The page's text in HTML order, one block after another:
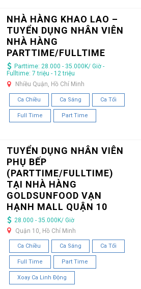
NHÀ HÀNG KHAO LAO –
TUYỂN DỤNG NHÂN VIÊN
NHÀ HÀNG
PARTTIME/FULLTIME
Parttime: 28.000 - 35.000K/ Giờ -
Fulltime: 7 triệu - 12 triệu
Nhiều Quận, Hồ Chí Minh
Ca Chiều Ca Sáng Ca Tối
Full Time Part Time
TUYỂN DỤNG NHÂN VIÊN
PHỤ BẾP
(PARTTIME/FULLTIME)
TẠI NHÀ HÀNG
GOLDSUNFOOD VẠN
HẠNH MALL QUẬN 10
28.000 - 35.000K/ Giờ
Quận 10, Hồ Chí Minh
Ca Chiều Ca Sáng Ca Tối
Full Time Part Time
Xoay Ca Linh Động